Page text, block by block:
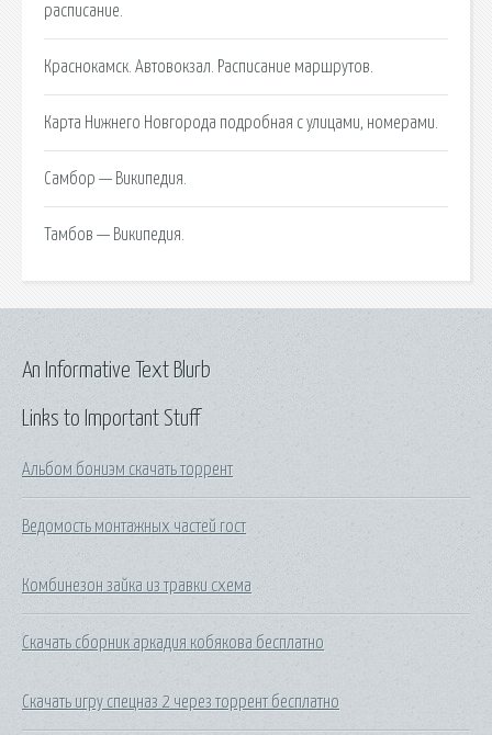
расписание.
Краснокамск. Автовокзал. Расписание маршрутов.
Карта Нижнего Новгорода подробная с улицами, номерами.
Самбор — Википедия.
Тамбов — Википедия.
Links to Important Stuff
Альбом бониэм скачать торрент
Ведомость монтажных частей гост
Комбинезон зайка из травки схема
Скачать сборник аркадия кобякова бесплатно
Скачать игру спецназ 2 через торрент бесплатно
An Informative Text Blurb